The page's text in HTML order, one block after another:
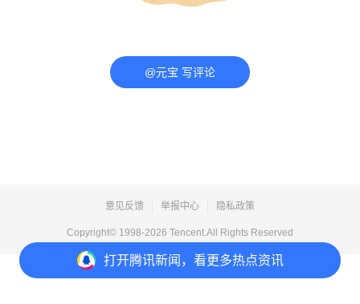
打开腾讯新闻，看更多热点资讯
@元宝 写评论
意见反馈 举报中心 隐私政策
Copyright© 1998-2026 Tencent.All Rights Reserved